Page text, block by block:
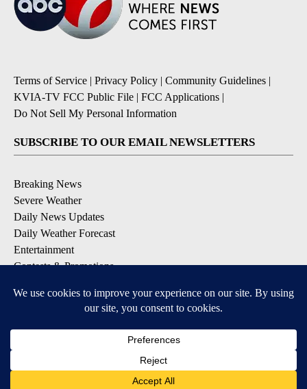
Terms of Service | Privacy Policy | Community Guidelines |
KVIA-TV FCC Public File | FCC Applications |
Do Not Sell My Personal Information
SUBSCRIBE TO OUR EMAIL NEWSLETTERS
Breaking News
Severe Weather
Daily News Updates
Daily Weather Forecast
Entertainment
Contests & Promotions
DOWNLOAD OUR APPS
Available for iOS and Android